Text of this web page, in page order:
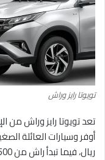
تويوتا رايز وراش
تعد تويوتا رايز وراش من
ريال، فيما تبدأ راش من 37,500 إلى 65,000 ريال، وأكثر ما يميز السيارتين: